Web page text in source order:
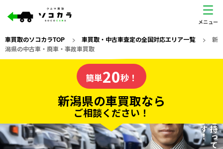
車買取のソコカラTOP > 車買取・中古車査定の全国対応エリア一覧> 新
潟県の中古車・廃車・事故車買取
の車買取なら
ソコカラの 私たちが責任を持って
査定いたします！
簡単20秒！
新潟県の車買取なら
ご相談ください！